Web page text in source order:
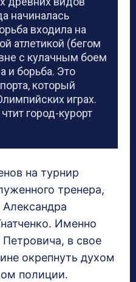
начиналась
входила на
атлетикой (бегом
с кулачным боем
и борьба. Это
который
играх.
город-курорт
на турнир
тренера,
Именно
Петровича, в свое
окрепнуть духом
полиции.